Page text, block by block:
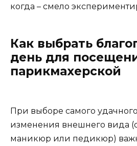
когда – смело
Как выбрать
день для
парикмахерской
При выборе самого
изменения внешнего вида
маникюр или педикюр)